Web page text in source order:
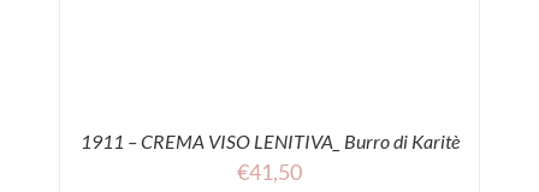
1911 – CREMA VISO LENITIVA_ Burro di Karitè
€41,50